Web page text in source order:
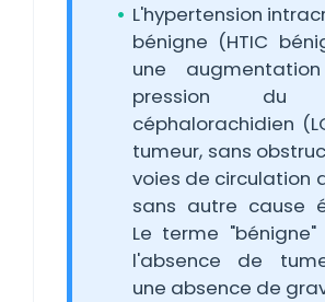
L'hypertension
bénigne (HTIC
une
pression du
céphalorachidien
tumeur, sans
voies de circulation
sans autre cause
Le terme "bénigne"
l'absence de
une absence de